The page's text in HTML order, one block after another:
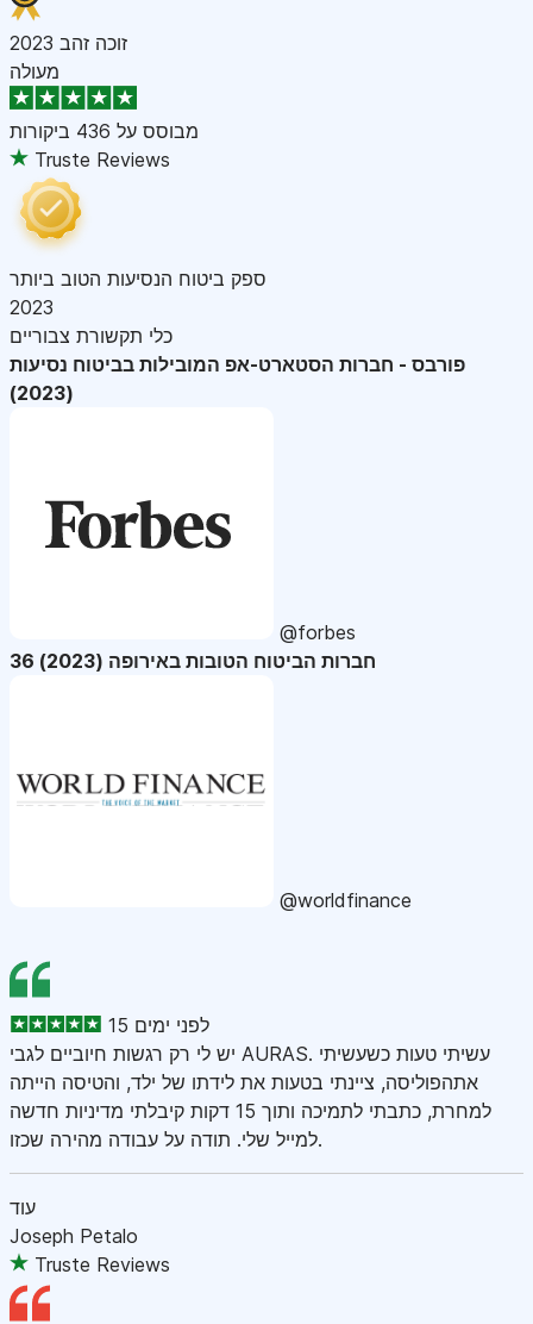
זוכה זהב 2023
מעולה
מבוסס על
Truste Reviews
ספק ביטוח הנסיעות הטוב ביותר
2023
כלי תקשורת צבוריים
פורבס - חברות הסטארט-אפ המובילות בביטוח נסיעות
(2023)
@forbes
36 חברות הביטוח הטובות באירופה (2023)
@worldfinance
15 לפני ימים
יש לי רק רגשות חיוביים לגבי AURAS. עשיתי טעות כשעשיתי
אתהפוליסה, ציינתי בטעות את לידתו של ילד, והטיסה הייתה
למחרת, כתבתי לתמיכה ותוך 15 דקות קיבלתי מדיניות חדשה
למייל שלי. תודה על עבודה מהירה שכזו.
עוד
Joseph Petalo
Truste Reviews